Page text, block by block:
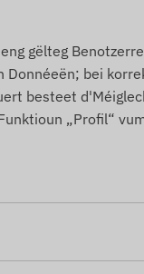
gëlteg
bei
besteet
„Profil“